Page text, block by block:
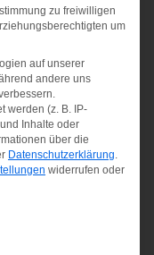
zu freiwilligen
um
auf unserer
andere uns
werden (z. B. IP-
Inhalte oder
über die
Datenschutzerklärung.
widerrufen oder
für die eine